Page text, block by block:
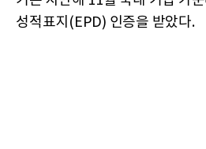
성적표지(EPD) 인증을 받았다.